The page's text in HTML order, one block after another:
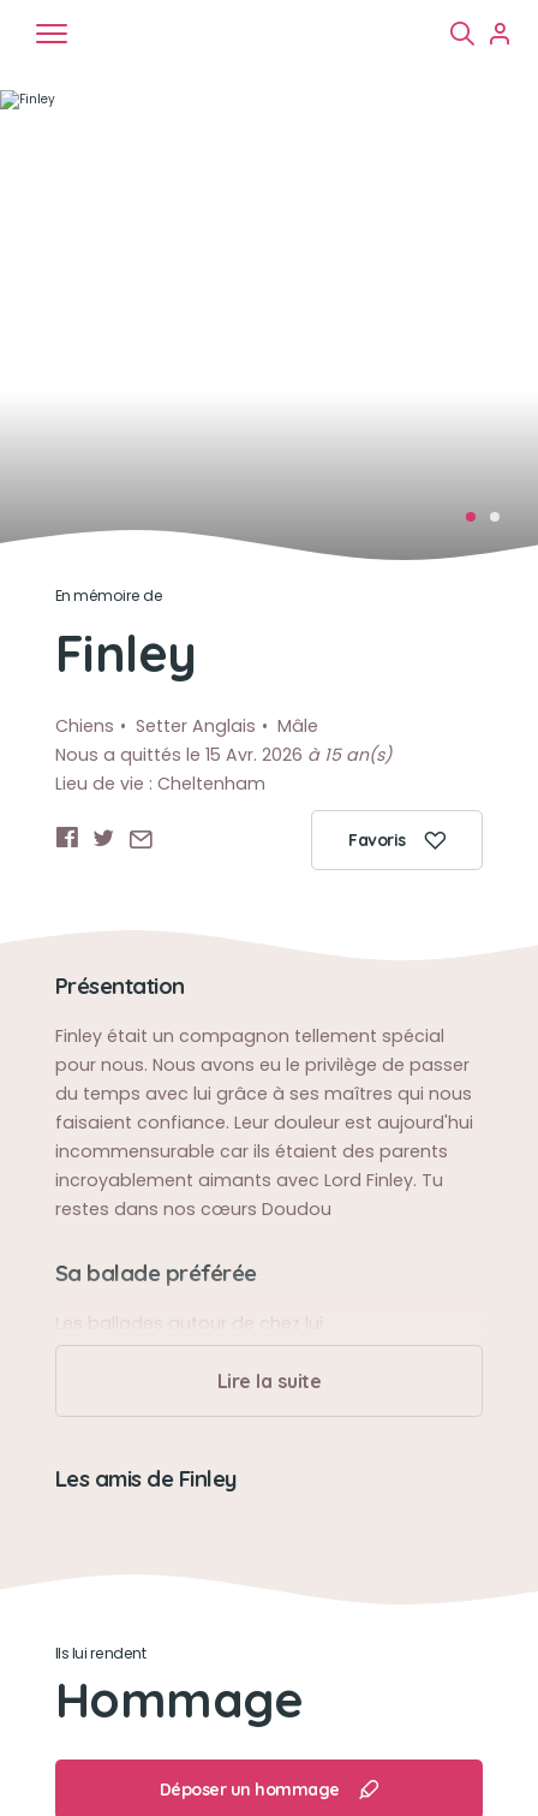
En mémoire de
Finley
Chiens Setter Anglais
Mâle
Nous a quittés le 15 Avr. 2026 à 15 an(s)
Lieu de vie : Cheltenham
Favoris
Présentation
Finley était un compagnon tellement spécial
pour nous. Nous avons eu le privilège de passer
du temps avec lui grâce à ses maîtres qui nous
faisaient confiance. Leur douleur est aujourd'hui
incommensurable car ils étaient des parents
incroyablement aimants avec Lord Finley. Tu
restes dans nos cœurs Doudou
Sa balade préférée
Les ballades autour de chez lui
Sa bêtise préférée
plusieurs balles de tennis en même temps, tout
Ses balles
Son loisir préféré
Lire la suite
Les amis de Finley
Ils lui rendent
Hommage
Déposer un hommage